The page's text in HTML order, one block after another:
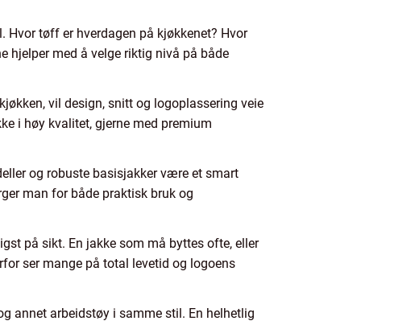
Hvor tøff er hverdagen på kjøkkenet? Hvor
hjelper med å velge riktig nivå på både
vil design, snitt og logoplassering veie
i høy kvalitet, gjerne med premium
og robuste basisjakker være et smart
man for både praktisk bruk og
på sikt. En jakke som må byttes ofte, eller
ser mange på total levetid og logoens
annet arbeidstøy i samme stil. En helhetlig